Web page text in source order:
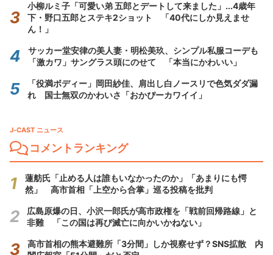
小柳ルミ子「可愛い弟 五郎とデートして来ました」...4歳年
下・野口五郎とステキ2ショット 「40代にしか見えませ
ん！」
サッカー堂安律の美人妻・明松美玖、シンプル私服コーデも
「激カワ」サングラス頭にのせて 「本当にかわいい」
「役満ボディー」岡田紗佳、肩出し白ノースリで色気ダダ漏
れ 国士無双のかわいさ「おかぴーカワイイ」
J-CAST ニュース
コメントランキング
蓮舫氏「止める人は誰もいなかったのか」「あまりにも愕
然」 高市首相「上空から合掌」巡る投稿を批判
広島原爆の日、小沢一郎氏が高市政権を「戦前回帰路線」と
非難 「この国は再び滅亡に向かいかねない」
高市首相の熊本避難所「3分間」しか視察せず？SNS拡散 内